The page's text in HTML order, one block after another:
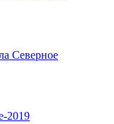
Северное
2019